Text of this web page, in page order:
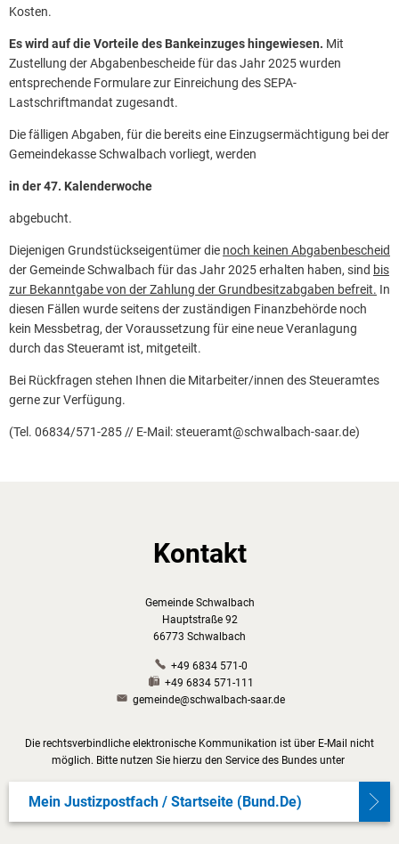
Kosten.
Es wird auf die Vorteile des Bankeinzuges hingewiesen. Mit
Zustellung der Abgabenbescheide für das Jahr 2025 wurden
entsprechende Formulare zur Einreichung des SEPA-
Lastschriftmandat zugesandt.
Die fälligen Abgaben, für die bereits eine Einzugsermächtigung bei der
Gemeindekasse Schwalbach vorliegt, werden
in der 47. Kalenderwoche
abgebucht.
Diejenigen Grundstückseigentümer die noch keinen Abgabenbescheid
der Gemeinde Schwalbach für das Jahr 2025 erhalten haben, sind bis
zur Bekanntgabe von der Zahlung der Grundbesitzabgaben befreit. In
diesen Fällen wurde seitens der zuständigen Finanzbehörde noch
kein Messbetrag, der Voraussetzung für eine neue Veranlagung
durch das Steueramt ist, mitgeteilt.
Bei Rückfragen stehen Ihnen die Mitarbeiter/innen des Steueramtes
gerne zur Verfügung.
(Tel. 06834/571-285 // E-Mail: steueramt@schwalbach-saar.de)
Kontakt
Gemeinde Schwalbach
Hauptstraße 92
66773 Schwalbach
+49 6834 571-0
+49 6834 571-111
gemeinde@schwalbach-saar.de
Die rechtsverbindliche elektronische Kommunikation ist über E-Mail nicht
möglich. Bitte nutzen Sie hierzu den Service des Bundes unter
Mein Justizpostfach / Startseite (bund.de)